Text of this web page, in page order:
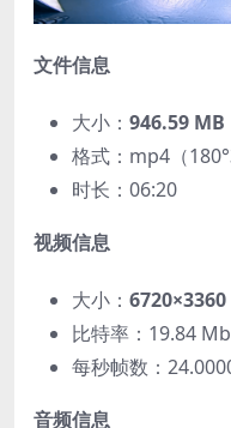
文件信息
大小： 946.59 MB
格式：mp4（
时长：06:20
视频信息
大小： 6720×3360
比特率：19.84
每秒帧数：
音频信息